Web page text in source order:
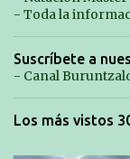
- Toda la
Suscríbete a
- Canal
Los más vistos